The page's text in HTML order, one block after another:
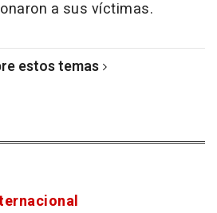
a sus víctimas.
estos temas